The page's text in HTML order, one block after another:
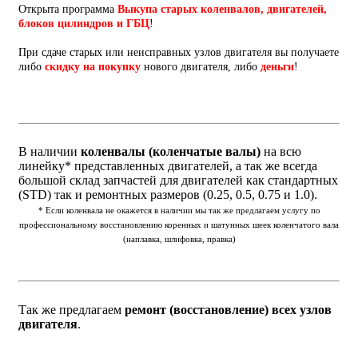
Открыта программа Выкупа старых коленвалов, двигателей,
блоков цилиндров и ГБЦ!
При сдаче старых или неисправных узлов двигателя вы получаете
либо скидку на покупку нового двигателя, либо деньги!
В наличии коленвалы (коленчатые валы) на всю
линейку* представленных двигателей, а так же всегда
большой склад запчастей для двигателей как стандартных
(STD) так и ремонтных размеров (0.25, 0.5, 0.75 и 1.0).
* Если коленвала не окажется в наличии мы так же предлагаем услугу по
профессиональному восстановлению коренных и шатунных шеек коленчатого вала
(наплавка, шлифовка, правка)
Так же предлагаем ремонт (восстановление) всех узлов
двигателя.